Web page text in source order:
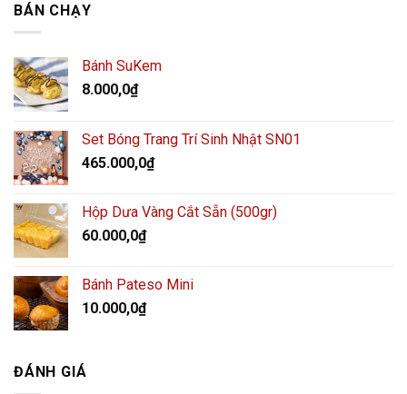
BÁN CHẠY
Bánh SuKem
8.000,0₫
Set Bóng Trang Trí Sinh Nhật SN01
465.000,0₫
Hộp Dưa Vàng Cắt Sẵn (500gr)
60.000,0₫
Bánh Pateso Mini
10.000,0₫
ĐÁNH GIÁ